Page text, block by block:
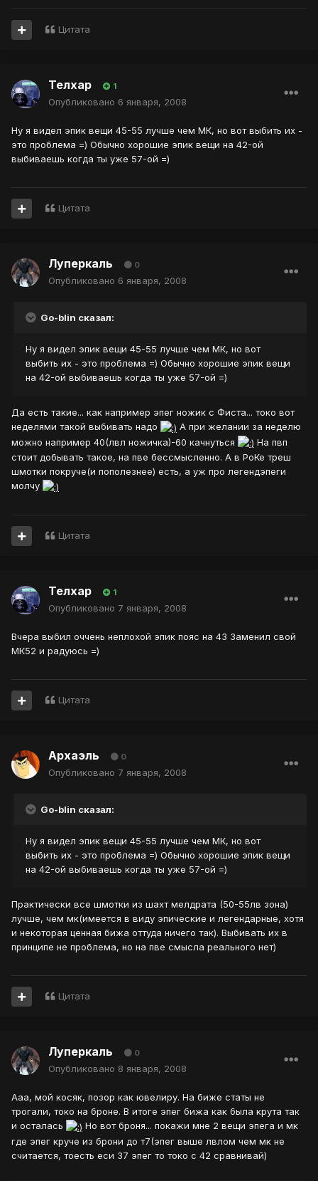
Цитата
Телхар 1
Опубликовано 6 января, 2008
Ну я видел эпик вещи 45-55 лучше чем МК, но вот выбить их -
это проблема =) Обычно хорошие эпик вещи на 42-ой
выбиваешь когда ты уже 57-ой =)
Цитата
Луперкаль 0
Опубликовано 6 января, 2008
Go-blin сказал:
Ну я видел эпик вещи 45-55 лучше чем МК, но вот
выбить их - это проблема =) Обычно хорошие эпик вещи
на 42-ой выбиваешь когда ты уже 57-ой =)
Да есть такие... как например эпег ножик с Фиста... токо вот
неделями такой выбивать надо
А при желании за неделю
можно например 40(лвл ножичка)-60 качнуться
На пвп
стоит добывать такое, на пве бессмысленно. А в РоКе треш
шмотки покруче(и пополезнее) есть, а уж про легендэпеги
молчу
Цитата
Телхар 1
Опубликовано 7 января, 2008
Вчера выбил оччень неплохой эпик пояс на 43 Заменил свой
МК52 и радуюсь =)
Цитата
Архаэль 0
Опубликовано 7 января, 2008
Go-blin сказал:
Ну я видел эпик вещи 45-55 лучше чем МК, но вот
выбить их - это проблема =) Обычно хорошие эпик вещи
на 42-ой выбиваешь когда ты уже 57-ой =)
Практически все шмотки из шахт мелдрата (50-55лв зона)
лучше, чем мк(имеется в виду эпические и легендарные, хотя
и некоторая ценная бижа оттуда ничего так). Выбивать их в
принципе не проблема, но на пве смысла реального нет)
Цитата
Луперкаль 0
Опубликовано 8 января, 2008
Ааа, мой косяк, позор как ювелиру. На биже статы не
трогали, токо на броне. В итоге эпег бижа как была крута так
и осталась
Но вот броня... покажи мне 2 вещи эпега и мк
где эпег круче из брони до т7(эпег выше лвлом чем мк не
считается, тоесть еси 37 эпег то токо с 42 сравнивай)